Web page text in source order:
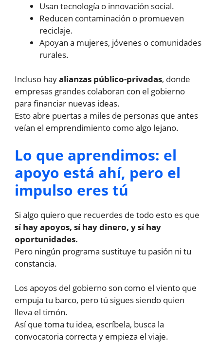
Usan tecnología o innovación social.
Reducen contaminación o promueven
reciclaje.
Apoyan a mujeres, jóvenes o comunidades
rurales.
Incluso hayalianzas público-privadas, donde
empresas grandes colaboran con el gobierno
para financiar nuevas ideas.
Esto abre puertas a miles de personas que antes
veían el emprendimiento como algo lejano.
Lo que aprendimos: el
apoyo está ahí, pero el
impulso eres tú
Si algo quiero que recuerdes de todo esto es que
sí hay apoyos, sí hay dinero, y sí hay
oportunidades.
Pero ningún programa sustituye tu pasión ni tu
constancia.
Los apoyos del gobierno son como el viento que
empuja tu barco, pero tú sigues siendo quien
lleva el timón.
Así que toma tu idea, escríbela, busca la
convocatoria correcta y empieza el viaje.